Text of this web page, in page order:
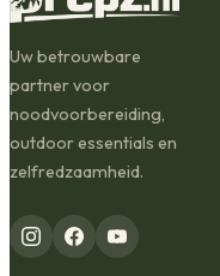
Uw betrouwbare
partner voor
noodvoorbereiding,
outdoor essentials en
zelfredzaamheid.